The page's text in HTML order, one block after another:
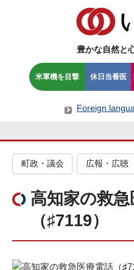
豊かな自然と
米軍機を目撃 休日当番医
Foreign
町政・議会 広報・広聴
高知家の救
（♯7119）